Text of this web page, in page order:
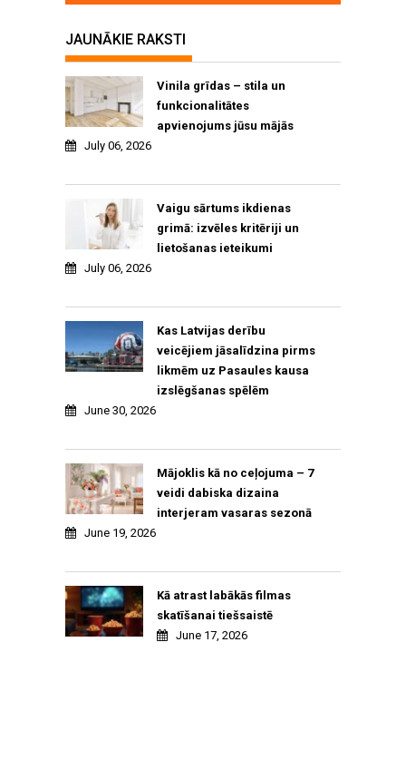
JAUNĀKIE RAKSTI
Vinila grīdas – stila un
funkcionalitātes
apvienojums jūsu mājās
July 06, 2026
Vaigu sārtums ikdienas
grimā: izvēles kritēriji un
lietošanas ieteikumi
July 06, 2026
Kas Latvijas derību
veicējiem jāsalīdzina pirms
likmēm uz Pasaules kausa
izslēgšanas spēlēm
June 30, 2026
Mājoklis kā no ceļojuma – 7
veidi dabiska dizaina
interjeram vasaras sezonā
June 19, 2026
Kā atrast labākās filmas
skatīšanai tiešsaistē
June 17, 2026